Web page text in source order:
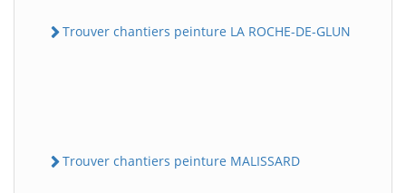
Trouver chantiers peinture LA ROCHE-DE-GLUN
Trouver chantiers peinture MALISSARD